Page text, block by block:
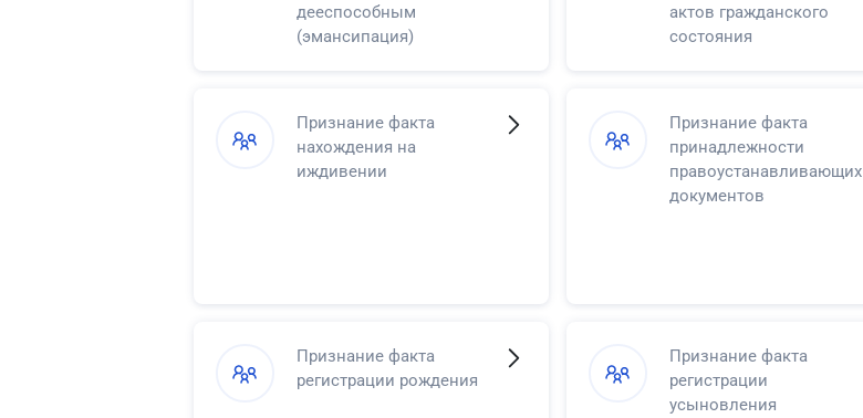
дееспособным
(эмансипация)
актов гражданского
состояния
Признание факта
нахождения на
иждивении
Признание факта
принадлежности
правоустанавливающих
документов
Признание факта
регистрации рождения
Признание факта
регистрации
усыновления